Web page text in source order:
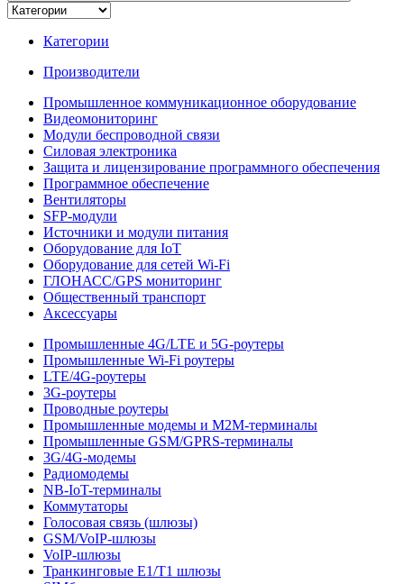
Категории
Производители
Промышленное коммуникационное оборудование
Видеомониторинг
Модули беспроводной связи
Силовая электроника
Защита и лицензирование программного обеспечения
Программное обеспечение
Вентиляторы
SFP-модули
Источники и модули питания
Оборудование для IoT
Оборудование для сетей Wi-Fi
ГЛОНАСС/GPS мониторинг
Общественный транспорт
Аксессуары
Промышленные 4G/LTE и 5G-роутеры
Промышленные Wi-Fi роутеры
LTE/4G-роутеры
3G-роутеры
Проводные роутеры
Промышленные модемы и M2M-терминалы
Промышленные GSM/GPRS-терминалы
3G/4G-модемы
Радиомодемы
NB-IoT-терминалы
Коммутаторы
Голосовая связь (шлюзы)
GSM/VoIP-шлюзы
VoIP-шлюзы
Транкинговые E1/T1 шлюзы